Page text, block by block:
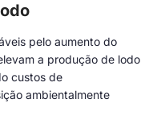
pelo aumento do
a produção de lodo
custos de
ambientalmente